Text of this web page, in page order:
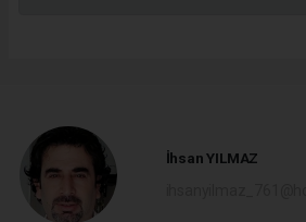
İhsan YILMAZ